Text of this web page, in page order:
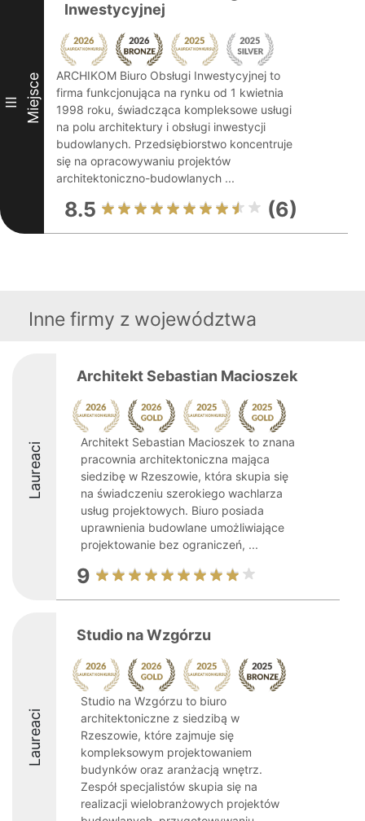
III Miejsce
Inwestycyjnej
ARCHIKOM Biuro Obsługi Inwestycyjnej to
firma funkcjonująca na rynku od 1 kwietnia
1998 roku, świadcząca kompleksowe usługi
na polu architektury i obsługi inwestycji
budowlanych. Przedsiębiorstwo koncentruje
się na opracowywaniu projektów
architektoniczno-budowlanych ...
8.5 (6)
Inne firmy z województwa
Laureaci
Architekt Sebastian Macioszek
Architekt Sebastian Macioszek to znana
pracownia architektoniczna mająca
siedzibę w Rzeszowie, która skupia się
na świadczeniu szerokiego wachlarza
usług projektowych. Biuro posiada
uprawnienia budowlane umożliwiające
projektowanie bez ograniczeń, ...
9
Laureaci
Studio na Wzgórzu
Studio na Wzgórzu to biuro
architektoniczne z siedzibą w
Rzeszowie, które zajmuje się
kompleksowym projektowaniem
budynków oraz aranżacją wnętrz.
Zespół specjalistów skupia się na
realizacji wielobranżowych projektów